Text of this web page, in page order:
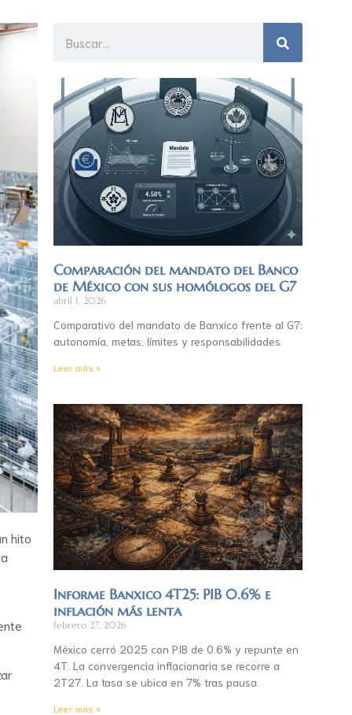
hito
Comparación del mandato del Banco
de México con sus homólogos del G7
abril 1, 2026
Comparativo del mandato de Banxico frente al G7:
autonomía, metas, límites y responsabilidades.
Leer más »
Informe Banxico 4T25: PIB 0.6% e
inflación más lenta
febrero 27, 2026
México cerró 2025 con PIB de 0.6% y repunte en
4T. La convergencia inflacionaria se recorre a
2T27. La tasa se ubica en 7% tras pausa.
Leer más »